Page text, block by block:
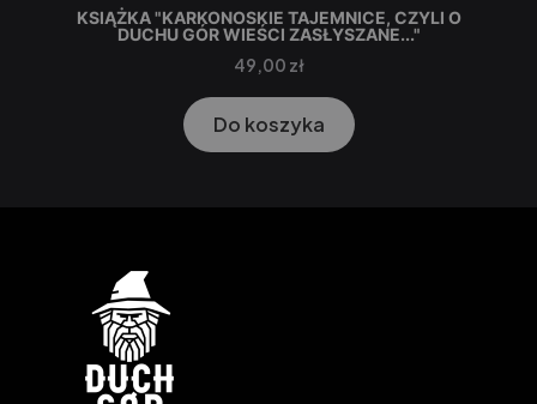
KSIĄŻKA "KARKONOSKIE TAJEMNICE, CZYLI O
DUCHU GÓR WIEŚCI ZASŁYSZANE..."
Cena
49,00 zł
Do koszyka